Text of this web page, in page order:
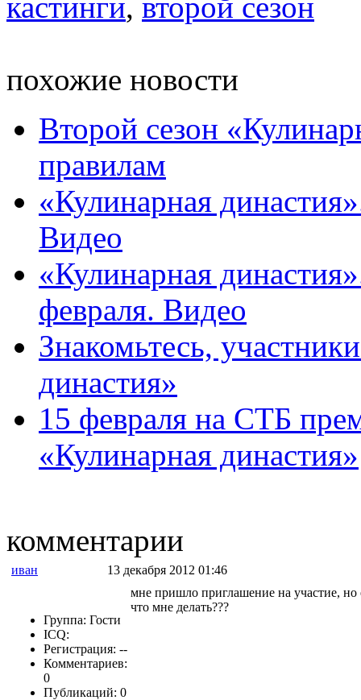
похожие новости
Второй сезон
правилам
«Кулинарная
Видео
«Кулинарная
февраля. Видео
Знакомьтесь,
династия»
15 февраля на СТБ
«Кулинарная династия»
комментарии
иван 13 декабря 2012 01:46
Группа: Гости
ICQ:
Регистрация: --
Комментариев:
0
Публикаций: 0
мне пришло приглашение на участие, но
что мне делать???